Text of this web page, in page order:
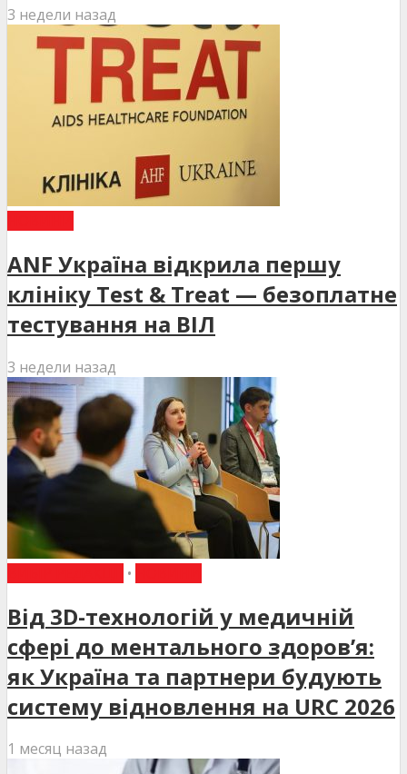
3 недели назад
ANF Україна відкрила першу
клініку Test & Treat — безоплатне
тестування на ВІЛ
3 недели назад
•
Від 3D-технологій у медичній
сфері до ментального здоров’я:
як Україна та партнери будують
систему відновлення на URC 2026
1 месяц назад